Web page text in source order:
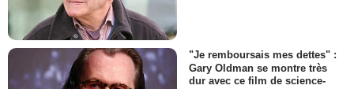
"Je remboursais mes dettes" :
Gary Oldman se montre très
dur avec ce film de science-